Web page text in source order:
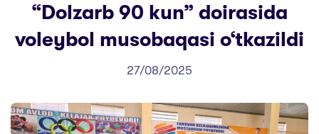
“Dolzarb 90 kun” doirasida
voleybol musobaqasi o‘tkazildi
27/08/2025